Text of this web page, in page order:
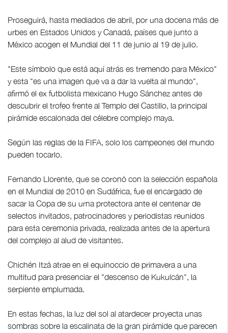
Proseguirá, hasta mediados de abril, por una docena más de
urbes en Estados Unidos y Canadá, países que junto a
México acogen el Mundial del 11 de junio al 19 de julio.
"Este símbolo que está aquí atrás es tremendo para México"
y esta "es una imagen que va a dar la vuelta al mundo",
afirmó el ex futbolista mexicano Hugo Sánchez antes de
descubrir el trofeo frente al Templo del Castillo, la principal
pirámide escalonada del célebre complejo maya.
Según las reglas de la FIFA, solo los campeones del mundo
pueden tocarlo.
Fernando Llorente, que se coronó con la selección española
en el Mundial de 2010 en Sudáfrica, fue el encargado de
sacar la Copa de su urna protectora ante el centenar de
selectos invitados, patrocinadores y periodistas reunidos
para esta ceremonia privada, realizada antes de la apertura
del complejo al alud de visitantes.
Chichén Itzá atrae en el equinoccio de primavera a una
multitud para presenciar el "descenso de Kukulcán", la
serpiente emplumada.
En estas fechas, la luz del sol al atardecer proyecta unas
sombras sobre la escalinata de la gran pirámide que parecen